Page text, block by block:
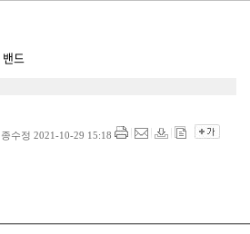
드
수정 2021-10-29 15:18